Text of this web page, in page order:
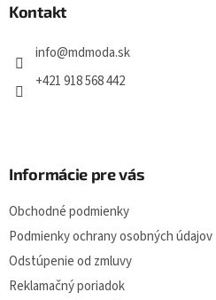
u
Kontakt
info@mdmoda.sk
+421 918 568 442
Informácie pre vás
Obchodné podmienky
Podmienky ochrany osobných údajov
Odstúpenie od zmluvy
Reklamačný poriadok